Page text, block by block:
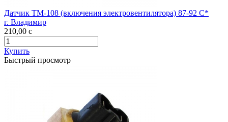
Датчик ТМ-108 (включения электровентилятора) 87-92 С*
г. Владимир
210,00 c
Купить
Быстрый просмотр